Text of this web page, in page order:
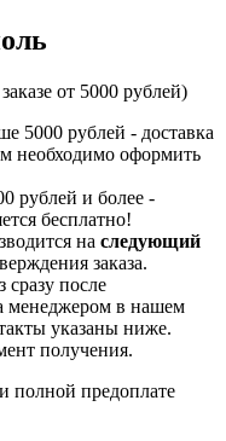
от 5000 рублей)
5000 рублей - доставка
необходимо оформить
рублей и более -
бесплатно!
на следующий
заказа.
сразу после
менеджером в нашем
указаны ниже.
получения.
полной предоплате